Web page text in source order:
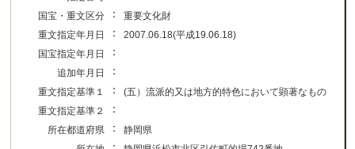
国宝・重文区分
：
重要文化財
重文指定年月日
：
2007.06.18(平成19.06.18)
国宝指定年月日
：
追加年月日 ：
重文指定基準１ ：
(五）流派的又は地方的特色において顕著なもの
重文指定基準２
：
所在都道府県 ：
静岡県